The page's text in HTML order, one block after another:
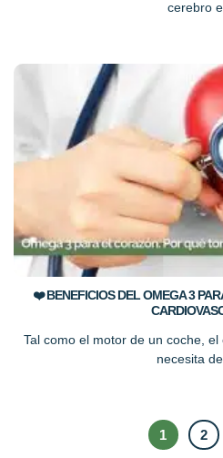
cerebro
❤️ BENEFICIOS DEL OMEGA 3
Tal como el motor de un coche,
necesita
1 2